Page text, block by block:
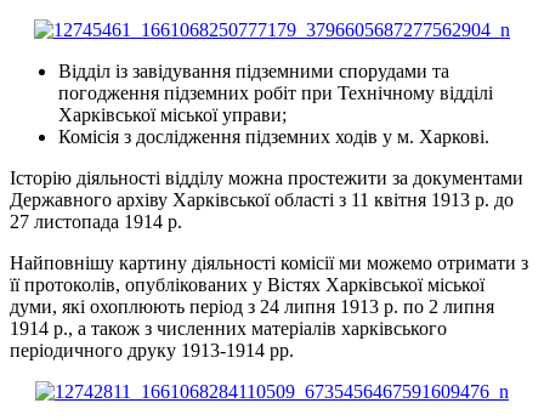
Відділ із завідування підземними спорудами та
погодження підземних робіт при Технічному відділі
Харківської міської управи;
Комісія з дослідження підземних ходів у м. Харкові.
Історію діяльності відділу можна простежити за документами
Державного архіву Харківської області з 11 квітня 1913 р. до
27 листопада 1914 р.
Найповнішу картину діяльності комісії ми можемо отримати з
її протоколів, опублікованих у Вістях Харківської міської
думи, які охоплюють період з 24 липня 1913 р. по 2 липня
1914 р., а також з численних матеріалів харківського
періодичного друку 1913-1914 рр.